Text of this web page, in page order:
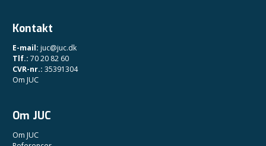
Kontakt
E-mail: juc@juc.dk
Tlf.: 70 20 82 60
CVR-nr.: 35391304
Om JUC
Om JUC
Om JUC